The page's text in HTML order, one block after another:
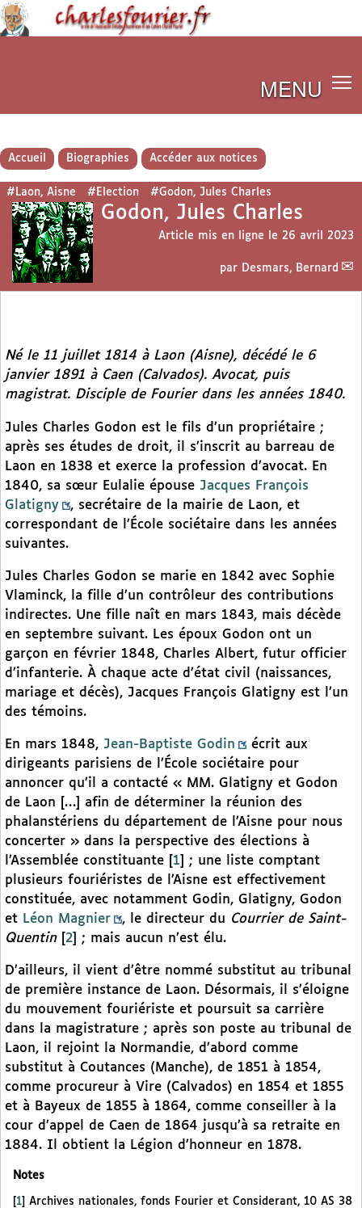
MENU
Accueil Biographies Accéder aux notices
#Laon, Aisne #Election #Godon, Jules Charles
Godon, Jules Charles
Article mis en ligne le 26 avril 2023
par Desmars, Bernard
Né le 11 juillet 1814 à Laon (Aisne), décédé le 6
janvier 1891 à Caen (Calvados). Avocat, puis
magistrat. Disciple de Fourier dans les années 1840.
Jules Charles Godon est le fils d’un propriétaire ;
après ses études de droit, il s’inscrit au barreau de
Laon en 1838 et exerce la profession d’avocat. En
1840, sa sœur Eulalie épouse Jacques François
Glatigny
, secrétaire de la mairie de Laon, et
correspondant de l’École sociétaire dans les années
suivantes.
Jules Charles Godon se marie en 1842 avec Sophie
Vlaminck, la fille d’un contrôleur des contributions
indirectes. Une fille naît en mars 1843, mais décède
en septembre suivant. Les époux Godon ont un
garçon en février 1848, Charles Albert, futur officier
d’infanterie. À chaque acte d’état civil (naissances,
mariage et décès), Jacques François Glatigny est l’un
des témoins.
En mars 1848, Jean-Baptiste Godin
écrit aux
dirigeants parisiens de l’École sociétaire pour
annoncer qu’il a contacté « MM. Glatigny et Godon
de Laon […] afin de déterminer la réunion des
phalanstériens du département de l’Aisne pour nous
concerter » dans la perspective des élections à
l’Assemblée constituante
1
; une liste comptant
plusieurs fouriéristes de l’Aisne est effectivement
constituée, avec notamment Godin, Glatigny, Godon
et Léon Magnier , le directeur du Courrier de Saint-
Quentin[ 2 ; mais aucun n’est élu.
D’ailleurs, il vient d’être nommé substitut au tribunal
de première instance de Laon. Désormais, il s’éloigne
du mouvement fouriériste et poursuit sa carrière
dans la magistrature ; après son poste au tribunal de
Laon, il rejoint la Normandie, d’abord comme
substitut à Coutances (Manche), de 1851 à 1854,
comme procureur à Vire (Calvados) en 1854 et 1855
et à Bayeux de 1855 à 1864, comme conseiller à la
cour d’appel de Caen de 1864 jusqu’à sa retraite en
1884. Il obtient la Légion d’honneur en 1878.
Notes
1
Archives nationales, fonds Fourier et Considerant, 10 AS 38